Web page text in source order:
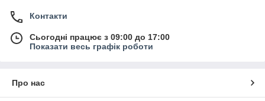
Контакти
Сьогодні працює з 09:00 до 17:00
Показати весь графік роботи
Про нас